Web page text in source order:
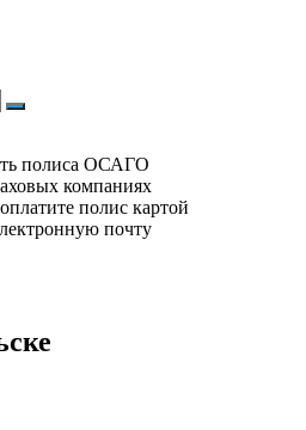
полиса ОСАГО
компаниях
полис картой
почту